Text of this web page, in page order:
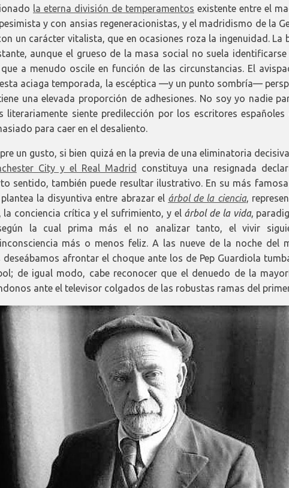
la eterna división de temperamentos existente entre el
y con ansias regeneracionistas, y el madridismo de la
un carácter vitalista, que en ocasiones roza la ingenuidad. La
aunque el grueso de la masa social no suela
a menudo oscile en función de las circunstancias. El
aciaga temporada, la escéptica —y un punto sombría—
una elevada proporción de adhesiones. No soy yo nadie
literariamente siente predilección por los escritores españoles
para caer en el desaliento.
un gusto, si bien quizá en la previa de una eliminatoria
City y el Real Madrid
constituya una resignada
sentido, también puede resultar ilustrativo. En su más
la disyuntiva entre abrazar el árbol de la ciencia,
conciencia crítica y el sufrimiento, y el árbol de la vida,
la cual prima más el no analizar tanto, el vivir
más o menos feliz. A las nueve de la noche del
afrontar el choque ante los de Pep Guardiola
de igual modo, cabe reconocer que el denuedo de la
ante el televisor colgados de las robustas ramas del